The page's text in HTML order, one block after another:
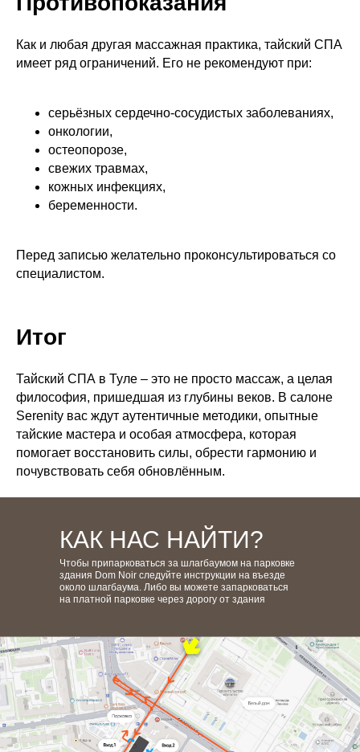
записаться
онлайн
Как и любая другая массажная практика, тайский СПА
имеет ряд ограничений. Его не рекомендуют при:
серьёзных сердечно-сосудистых заболеваниях,
онкологии,
остеопорозе,
свежих травмах,
кожных инфекциях,
беременности.
Перед записью желательно проконсультироваться со
специалистом.
Итог
Тайский СПА в Туле – это не просто массаж, а целая
философия, пришедшая из глубины веков. В салоне
Serenity вас ждут аутентичные методики, опытные
тайские мастера и особая атмосфера, которая
помогает восстановить силы, обрести гармонию и
почувствовать себя обновлённым.
КАК НАС НАЙТИ?
Чтобы припарковаться за шлагбаумом на парковке
здания Dom Noir следуйте инструкции на въезде
около шлагбаума. Либо вы можете запарковаться
на платной парковке через дорогу от здания